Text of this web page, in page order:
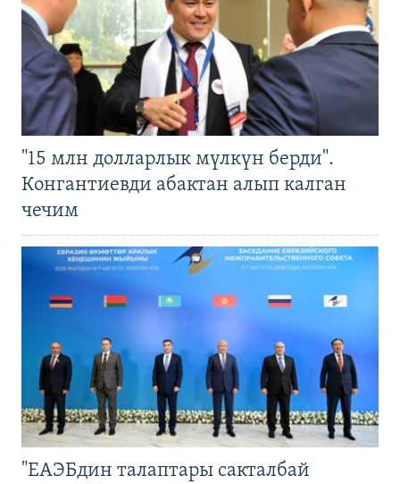
"15 млн долларлык мүлкүн берди".
Конгантиевди абактан алып калган
чечим
"ЕАЭБдин талаптары сакталбай